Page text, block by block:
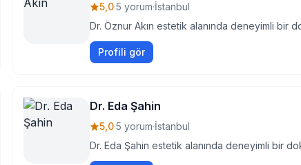
5,0·5 yorum·İstanbul
Dr. Öznur Akın estetik alanında deneyimli bir
Profili gör
Dr. Eda Şahin
5,0·5 yorum·İstanbul
Dr. Eda Şahin estetik alanında deneyimli bir